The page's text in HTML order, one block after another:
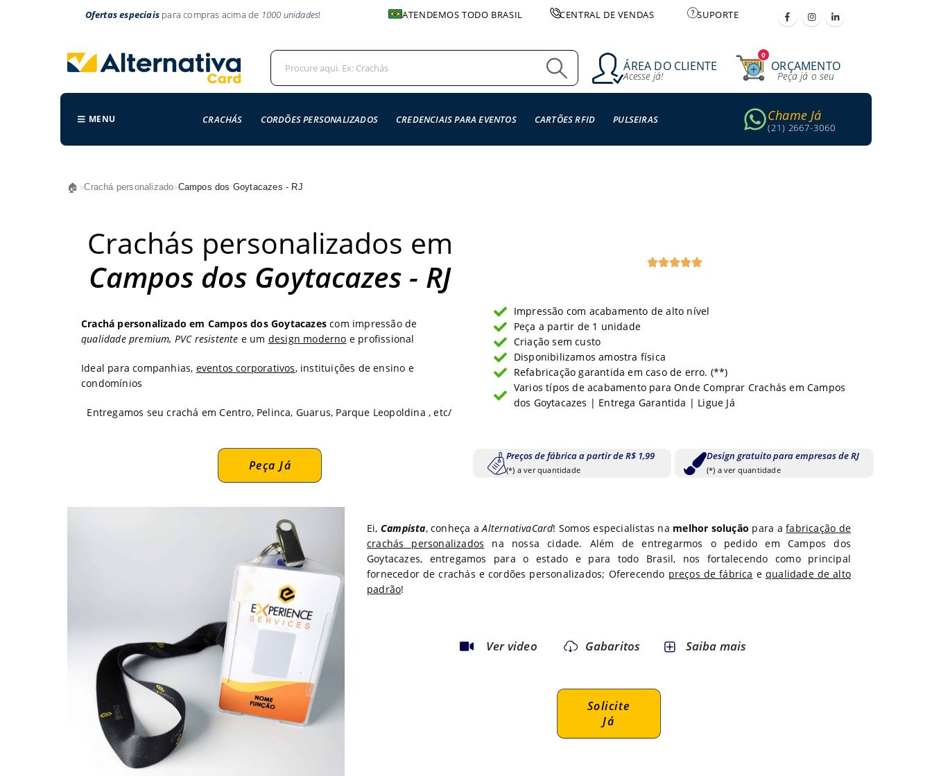
Ofertas especiaispara compras acima de 1000 unidades! ATENDEMOS TODO BRASIL CENTRAL DE VENDAS SUPORTE
ÁREA DO CLIENTE
Acesse já!
0
ORÇAMENTO
Peça já o seu
MENU CRACHÁS CORDÕES PERSONALIZADOS CREDENCIAIS PARA EVENTOS CARTÕES RFID PULSEIRAS Chame Já
(21) 2667-3060
🏠 >Crachá personalizado>Campos dos Goytacazes - RJ
Crachás personalizados em
Campos dos Goytacazes - RJ
Crachá personalizado em Campos dos Goytacazes com impressão de
qualidade premium, PVC resistente e um design moderno e profissional
Ideal para companhias, eventos corporativos, instituições de ensino e
condomínios
Entregamos seu crachá em Centro, Pelinca, Guarus, Parque Leopoldina , etc/
Peça Já
Impressão com acabamento de alto nível
Peça a partir de 1 unidade
Criação sem custo
Disponibilizamos amostra física
Refabricação garantida em caso de erro. (**)
Varios típos de acabamento para Onde Comprar Crachás em Campos
dos Goytacazes | Entrega Garantida | Ligue Já
Preços de fábrica a partir de R$ 1,99
(*) a ver quantidade
Design gratuito para empresas de RJ
(*) a ver quantidade
Ei, Campista, conheça aAlternativaCard! Somos especialistas na melhor solução para afabricação de
crachás personalizados na nossa cidade. Além de entregarmos o pedido emCampos dos
Goytacazes, entregamos para o estado e para todo Brasil, nos fortalecendo como principal
fornecedor de crachás e cordões personalizados; Oferecendo preços de fábrica e qualidade de alto
padrão!
Ver video Gabaritos Saiba mais
Solicite
Já